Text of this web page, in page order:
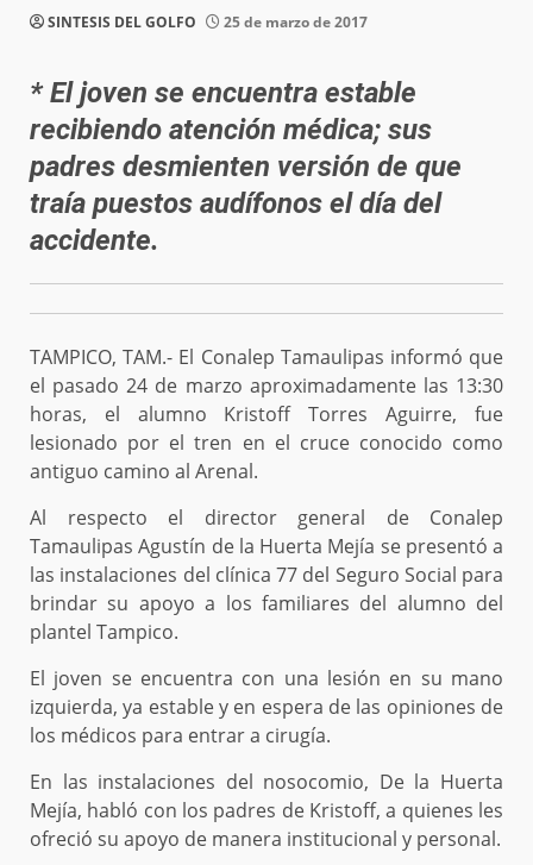
SINTESIS DEL GOLFO 25 de marzo de 2017
* El joven se encuentra estable
recibiendo atención médica; sus
padres desmienten versión de que
traía puestos audífonos el día del
accidente.
TAMPICO, TAM.- El Conalep Tamaulipas informó que
el pasado 24 de marzo aproximadamente las 13:30
horas, el alumno Kristoff Torres Aguirre, fue
lesionado por el tren en el cruce conocido como
antiguo camino al Arenal.
Al respecto el director general de Conalep
Tamaulipas Agustín de la Huerta Mejía se presentó a
las instalaciones del clínica 77 del Seguro Social para
brindar su apoyo a los familiares del alumno del
plantel Tampico.
El joven se encuentra con una lesión en su mano
izquierda, ya estable y en espera de las opiniones de
los médicos para entrar a cirugía.
En las instalaciones del nosocomio, De la Huerta
Mejía, habló con los padres de Kristoff, a quienes les
ofreció su apoyo de manera institucional y personal.